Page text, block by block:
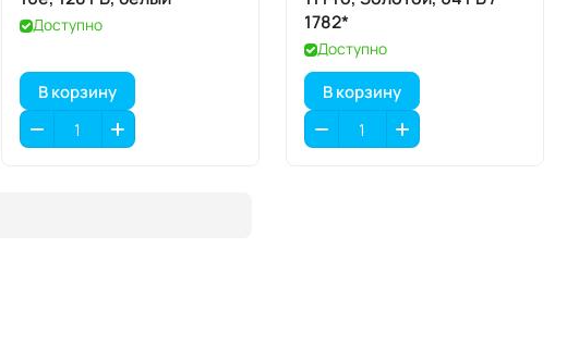
Доступно
В корзину
1782*
Доступно
В корзину